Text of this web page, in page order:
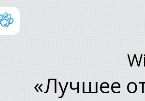
«Лучшее